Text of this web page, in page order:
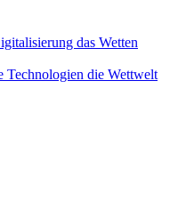
das Wetten
Technologien die Wettwelt